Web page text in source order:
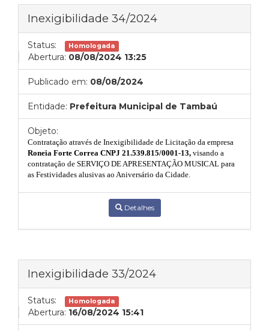
Inexigibilidade 34/2024
Status: Homologada
Abertura: 08/08/2024 13:25
Publicado em: 08/08/2024
Entidade: Prefeitura Municipal de Tambaú
Objeto:
Contratação através de Inexigibilidade de Licitação da empresa
Roneia Forte Correa CNPJ 21.539.815/0001-13, visando a
contratação de SERVIÇO DE APRESENTAÇÃO MUSICAL para
as Festividades alusivas ao Aniversário da Cidade.
Detalhes
Inexigibilidade 33/2024
Status: Homologada
Abertura: 16/08/2024 15:41